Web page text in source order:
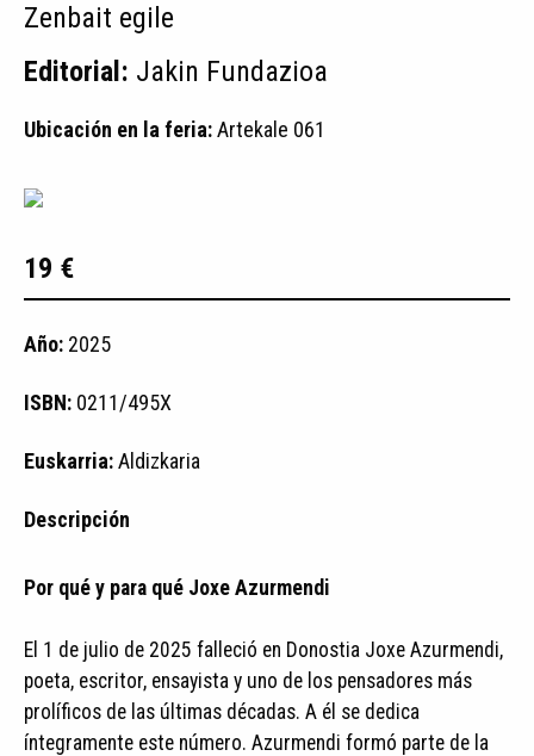
Zenbait egile
Editorial: Jakin Fundazioa
Ubicación en la feria:Artekale 061
19 €
Año: 2025
ISBN: 0211/495X
Euskarria:Aldizkaria
Descripción
Por qué y para qué Joxe Azurmendi
El 1 de julio de 2025 falleció en Donostia Joxe Azurmendi,
poeta, escritor, ensayista y uno de los pensadores más
prolíficos de las últimas décadas. A él se dedica
íntegramente este número. Azurmendi formó parte de la